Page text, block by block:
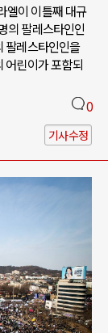
엘이 이틀째 대규
의 팔레스타인인
팔레스타인인을
어린이가 포함되
0
기사수정